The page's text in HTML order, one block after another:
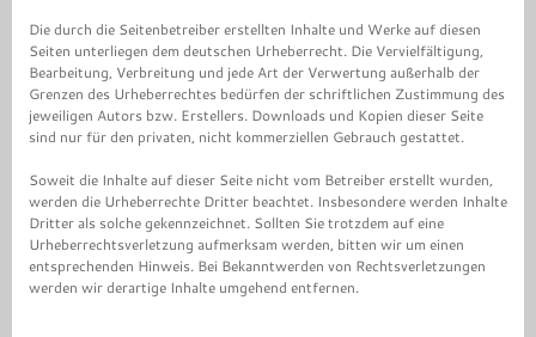
Die durch die Seitenbetreiber erstellten Inhalte und Werke auf diesen
Seiten unterliegen dem deutschen Urheberrecht. Die Vervielfältigung,
Bearbeitung, Verbreitung und jede Art der Verwertung außerhalb der
Grenzen des Urheberrechtes bedürfen der schriftlichen Zustimmung des
jeweiligen Autors bzw. Erstellers. Downloads und Kopien dieser Seite
sind nur für den privaten, nicht kommerziellen Gebrauch gestattet.
Soweit die Inhalte auf dieser Seite nicht vom Betreiber erstellt wurden,
werden die Urheberrechte Dritter beachtet. Insbesondere werden Inhalte
Dritter als solche gekennzeichnet. Sollten Sie trotzdem auf eine
Urheberrechtsverletzung aufmerksam werden, bitten wir um einen
entsprechenden Hinweis. Bei Bekanntwerden von Rechtsverletzungen
werden wir derartige Inhalte umgehend entfernen.